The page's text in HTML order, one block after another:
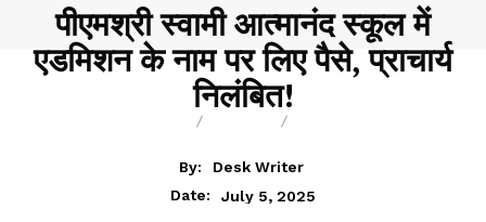
पीएमश्री स्वामी आत्मानंद स्कूल में
एडमिशन के नाम पर लिए पैसे, प्राचार्य
निलंबित!
By:
Desk Writer
Date:
July 5, 2025